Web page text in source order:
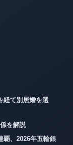
経て別居婚を選
を解説
覇、2026年五輪銀